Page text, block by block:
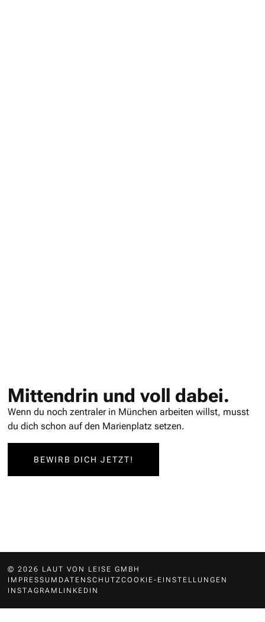
Mittendrin und voll dabei.
Wenn du noch zentraler in München arbeiten willst, musst
du dich schon auf den Marienplatz setzen.
BEWIRB DICH JETZT!
© 2026 LAUT VON LEISE GMBH
IMPRESSUM DATENSCHUTZCOOKIE-EINSTELLUNGEN
INSTAGRAM LINKEDIN